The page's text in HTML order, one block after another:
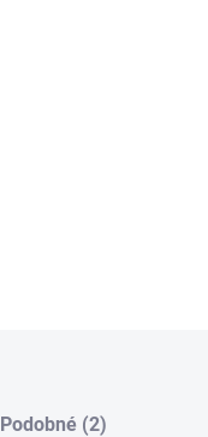
Podobné (2)